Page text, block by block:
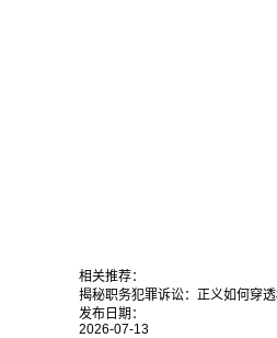
相关推荐：
揭秘职务犯罪诉讼：正义如何穿透
发布日期：
2026-07-13